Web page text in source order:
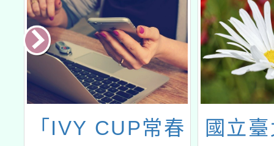
「IVY CUP常春
國立